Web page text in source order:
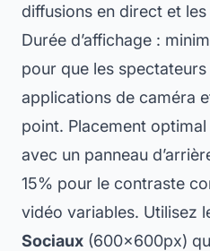
diffusions en direct et
Durée d’affichage :
pour que les
applications de caméra
point. Placement
avec un panneau
15% pour le contraste
vidéo variables. Utilisez
Sociaux (600×600px)